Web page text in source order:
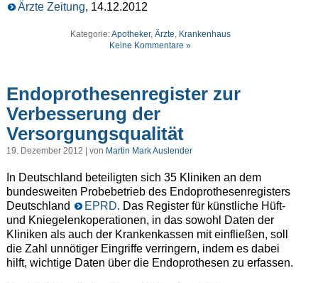
Ärzte Zeitung, 14.12.2012
Kategorie:Apotheker, Ärzte, Krankenhaus
Keine Kommentare »
Endoprothesenregister zur
Verbesserung der
Versorgungsqualität
19. Dezember 2012 | von Martin Mark Auslender
In Deutschland beteiligten sich 35 Kliniken an dem
bundesweiten Probebetrieb des Endoprothesenregisters
Deutschland
EPRD. Das Register für künstliche Hüft-
und Kniegelenkoperationen, in das sowohl Daten der
Kliniken als auch der Krankenkassen mit einfließen, soll
die Zahl unnötiger Eingriffe verringern, indem es dabei
hilft, wichtige Daten über die Endoprothesen zu erfassen.